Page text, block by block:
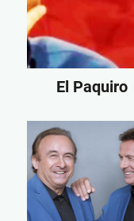
El Paquiro